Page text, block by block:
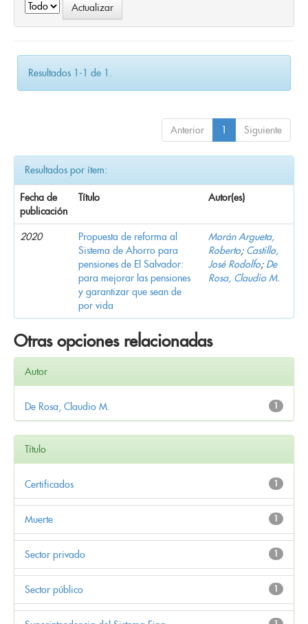
Resultados 1-1 de 1.
Anterior 1 Siguiente
Resultados por ítem:
Fecha de
publicación
Título Autor(es)
2020
Propuesta de reforma al
Sistema de Ahorro para
pensiones de El Salvador:
para mejorar las pensiones
y garantizar que sean de
por vida
Morán Argueta,
Roberto; Castillo,
José Rodolfo; De
Rosa, Claudio M.
Otras opciones relacionadas
Autor
1
De Rosa, Claudio M.
Título
1
Certificados
1
Muerte
1
Sector privado
1
Sector público